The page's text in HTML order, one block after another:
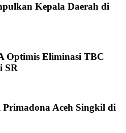
Kepala Daerah di
Optimis Eliminasi TBC
SR
Aceh Singkil di